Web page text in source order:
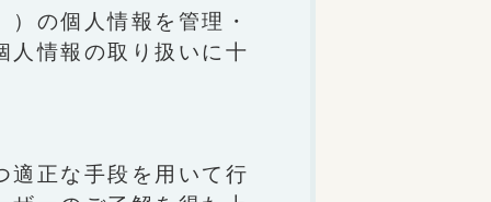
の個人情報を管理・
人情報の取り扱いに十
適正な手段を用いて行